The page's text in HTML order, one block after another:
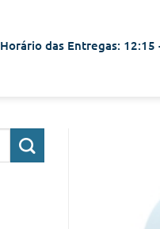
Horário das Entregas: